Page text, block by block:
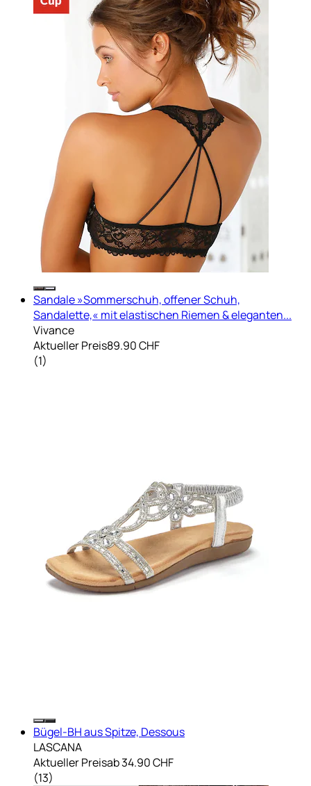
Sandale »Sommerschuh, offener Schuh,
Sandalette,« mit elastischen Riemen & eleganten...
Vivance
Aktueller Preis89.90 CHF
(1)
Bügel-BH aus Spitze, Dessous
LASCANA
Aktueller Preisab34.90 CHF
(13)